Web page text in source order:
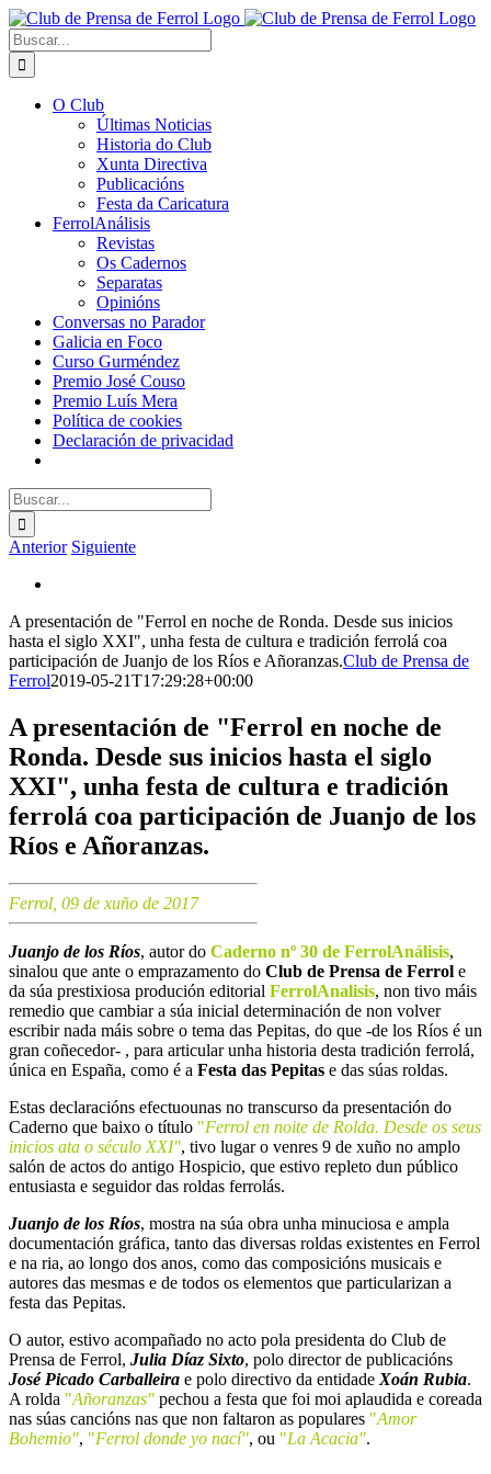
Saltar
al
contenido
Buscar:
O Club
Últimas Noticias
Historia do Club
Xunta Directiva
Publicacións
Festa da Caricatura
FerrolAnálisis
Revistas
Os Cadernos
Separatas
Opinións
Conversas no Parador
Galicia en Foco
Curso Gurméndez
Premio José Couso
Premio Luís Mera
Política de cookies
Declaración de privacidad
Buscar:
Anterior Siguiente
más
grande
A presentación de "Ferrol en noche de Ronda. Desde sus inicios
hasta el siglo XXI", unha festa de cultura e tradición ferrolá coa
participación de Juanjo de los Ríos e Añoranzas.Club de Prensa de
Ferrol2019-05-21T17:29:28+00:00
A presentación de "Ferrol en noche de
Ronda. Desde sus inicios hasta el siglo
XXI", unha festa de cultura e tradición
ferrolá coa participación de Juanjo de los
Ríos e Añoranzas.
Ferrol, 09 de xuño de 2017
Juanjo de los Ríos, autor do Caderno nº 30 de FerrolAnálisis,
sinalou que ante o emprazamento do Club de Prensa de Ferrol e
da súa prestixiosa produción editorial FerrolAnalisis, non tivo máis
remedio que cambiar a súa inicial determinación de non volver
escribir nada máis sobre o tema das Pepitas, do que -de los Ríos é un
gran coñecedor- , para articular unha historia desta tradición ferrolá,
única en España, como é a Festa das Pepitas e das súas roldas.
Estas declaracións efectuounas no transcurso da presentación do
Caderno que baixo o título "Ferrol en noite de Rolda. Desde os seus
inicios ata o século XXI", tivo lugar o venres 9 de xuño no amplo
salón de actos do antigo Hospicio, que estivo repleto dun público
entusiasta e seguidor das roldas ferrolás.
Juanjo de los Ríos, mostra na súa obra unha minuciosa e ampla
documentación gráfica, tanto das diversas roldas existentes en Ferrol
e na ria, ao longo dos anos, como das composicións musicais e
autores das mesmas e de todos os elementos que particularizan a
festa das Pepitas.
O autor, estivo acompañado no acto pola presidenta do Club de
Prensa de Ferrol, Julia Díaz Sixto, polo director de publicacións
José Picado Carballeira e polo directivo da entidade Xoán Rubia.
A rolda "Añoranzas" pechou a festa que foi moi aplaudida e coreada
nas súas cancións nas que non faltaron as populares "Amor
Bohemio", "Ferrol donde yo nací", ou "La Acacia".